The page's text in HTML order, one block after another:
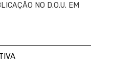
NO D.O.U. EM